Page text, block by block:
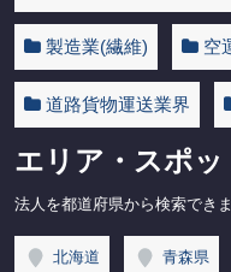
製造業(繊維) 空
道路貨物運送業界
エリア・スポ
法人を都道府県から検索でき
北海道 青森県